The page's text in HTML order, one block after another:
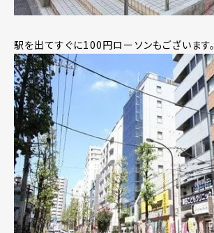
駅を出てすぐに100円ローソンもございます。